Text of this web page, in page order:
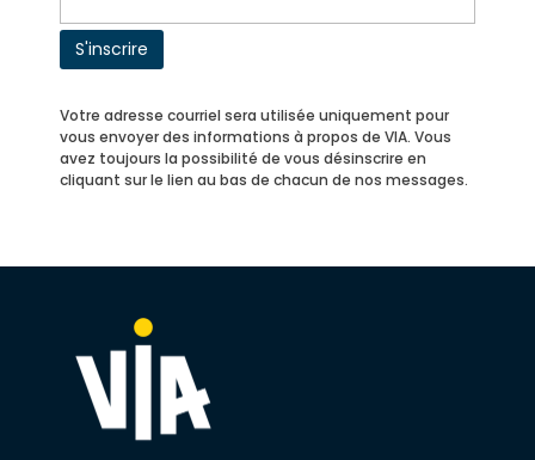
Votre adresse courriel sera utilisée uniquement pour
vous envoyer des informations à propos de VIA. Vous
avez toujours la possibilité de vous désinscrire en
cliquant sur le lien au bas de chacun de nos messages.